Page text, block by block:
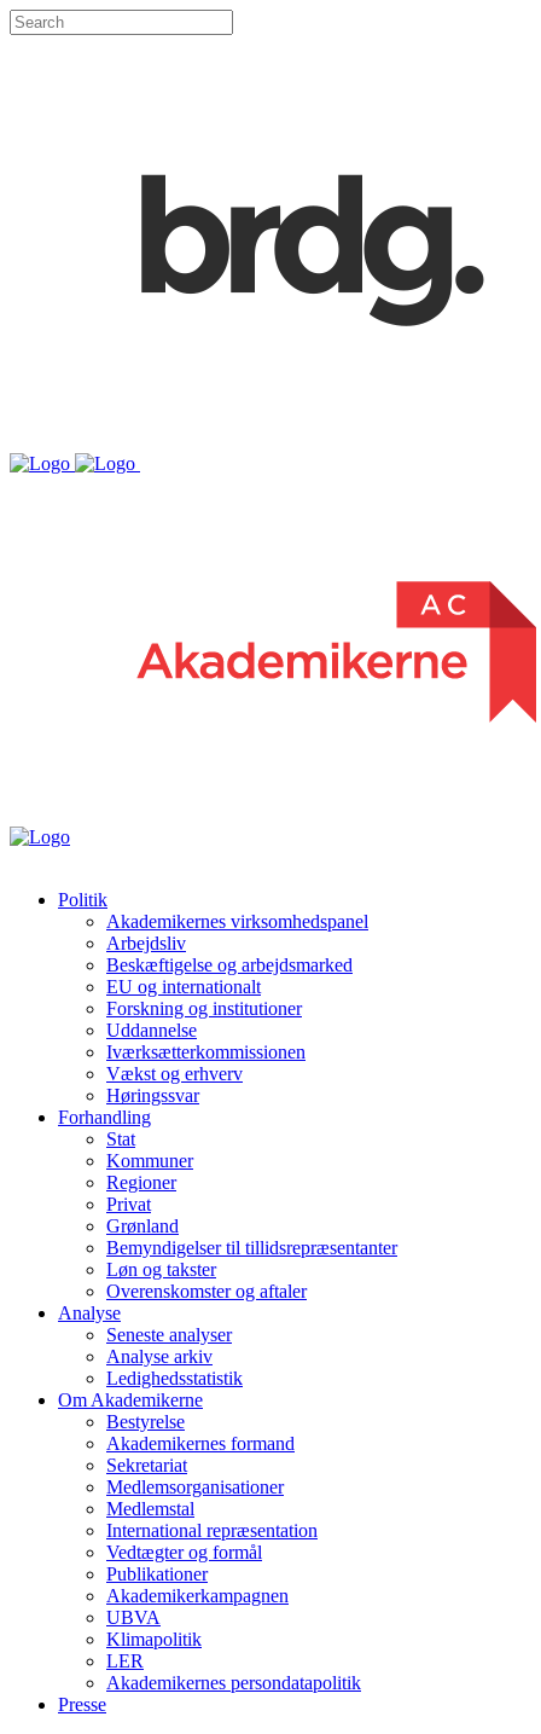
Politik
Akademikernes virksomhedspanel
Arbejdsliv
Beskæftigelse og arbejdsmarked
EU og internationalt
Forskning og institutioner
Uddannelse
Iværksætterkommissionen
Vækst og erhverv
Høringssvar
Forhandling
Stat
Kommuner
Regioner
Privat
Grønland
Bemyndigelser til tillidsrepræsentanter
Løn og takster
Overenskomster og aftaler
Analyse
Seneste analyser
Analyse arkiv
Ledighedsstatistik
Om Akademikerne
Bestyrelse
Akademikernes formand
Sekretariat
Medlemsorganisationer
Medlemstal
International repræsentation
Vedtægter og formål
Publikationer
Akademikerkampagnen
UBVA
Klimapolitik
LER
Akademikernes persondatapolitik
Presse